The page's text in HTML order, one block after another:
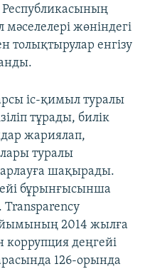
Республикасының
жөніндегі
толықтырулар енгізу
іс-қимыл туралы
тұрады, билік
жариялап,
туралы
шақырады.
бұрынғысынша
2014 жылға
коррупция деңгейі
126-орында